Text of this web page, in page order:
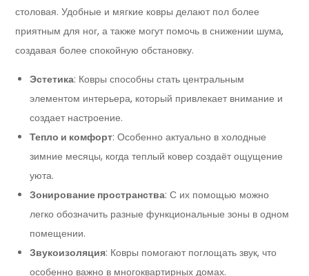
столовая. Удобные и мягкие ковры делают пол более
приятным для ног, а также могут помочь в снижении шума,
создавая более спокойную обстановку.
Эстетика: Ковры способны стать центральным
элементом интерьера, который привлекает внимание и
создает настроение.
Тепло и комфорт: Особенно актуально в холодные
зимние месяцы, когда теплый ковер создаёт ощущение
уюта.
Зонирование пространства: С их помощью можно
легко обозначить разные функциональные зоны в одном
помещении.
Звукоизоляция: Ковры помогают поглощать звук, что
особенно важно в многоквартирных домах.